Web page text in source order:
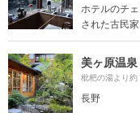
ホテルのチ
された古民家
美ヶ原温
枇杷の湯より約
長野